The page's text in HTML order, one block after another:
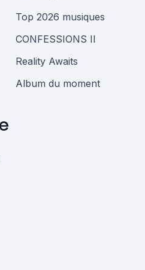
Top 2026 musiques
CONFESSIONS II
Reality Awaits
Album du moment